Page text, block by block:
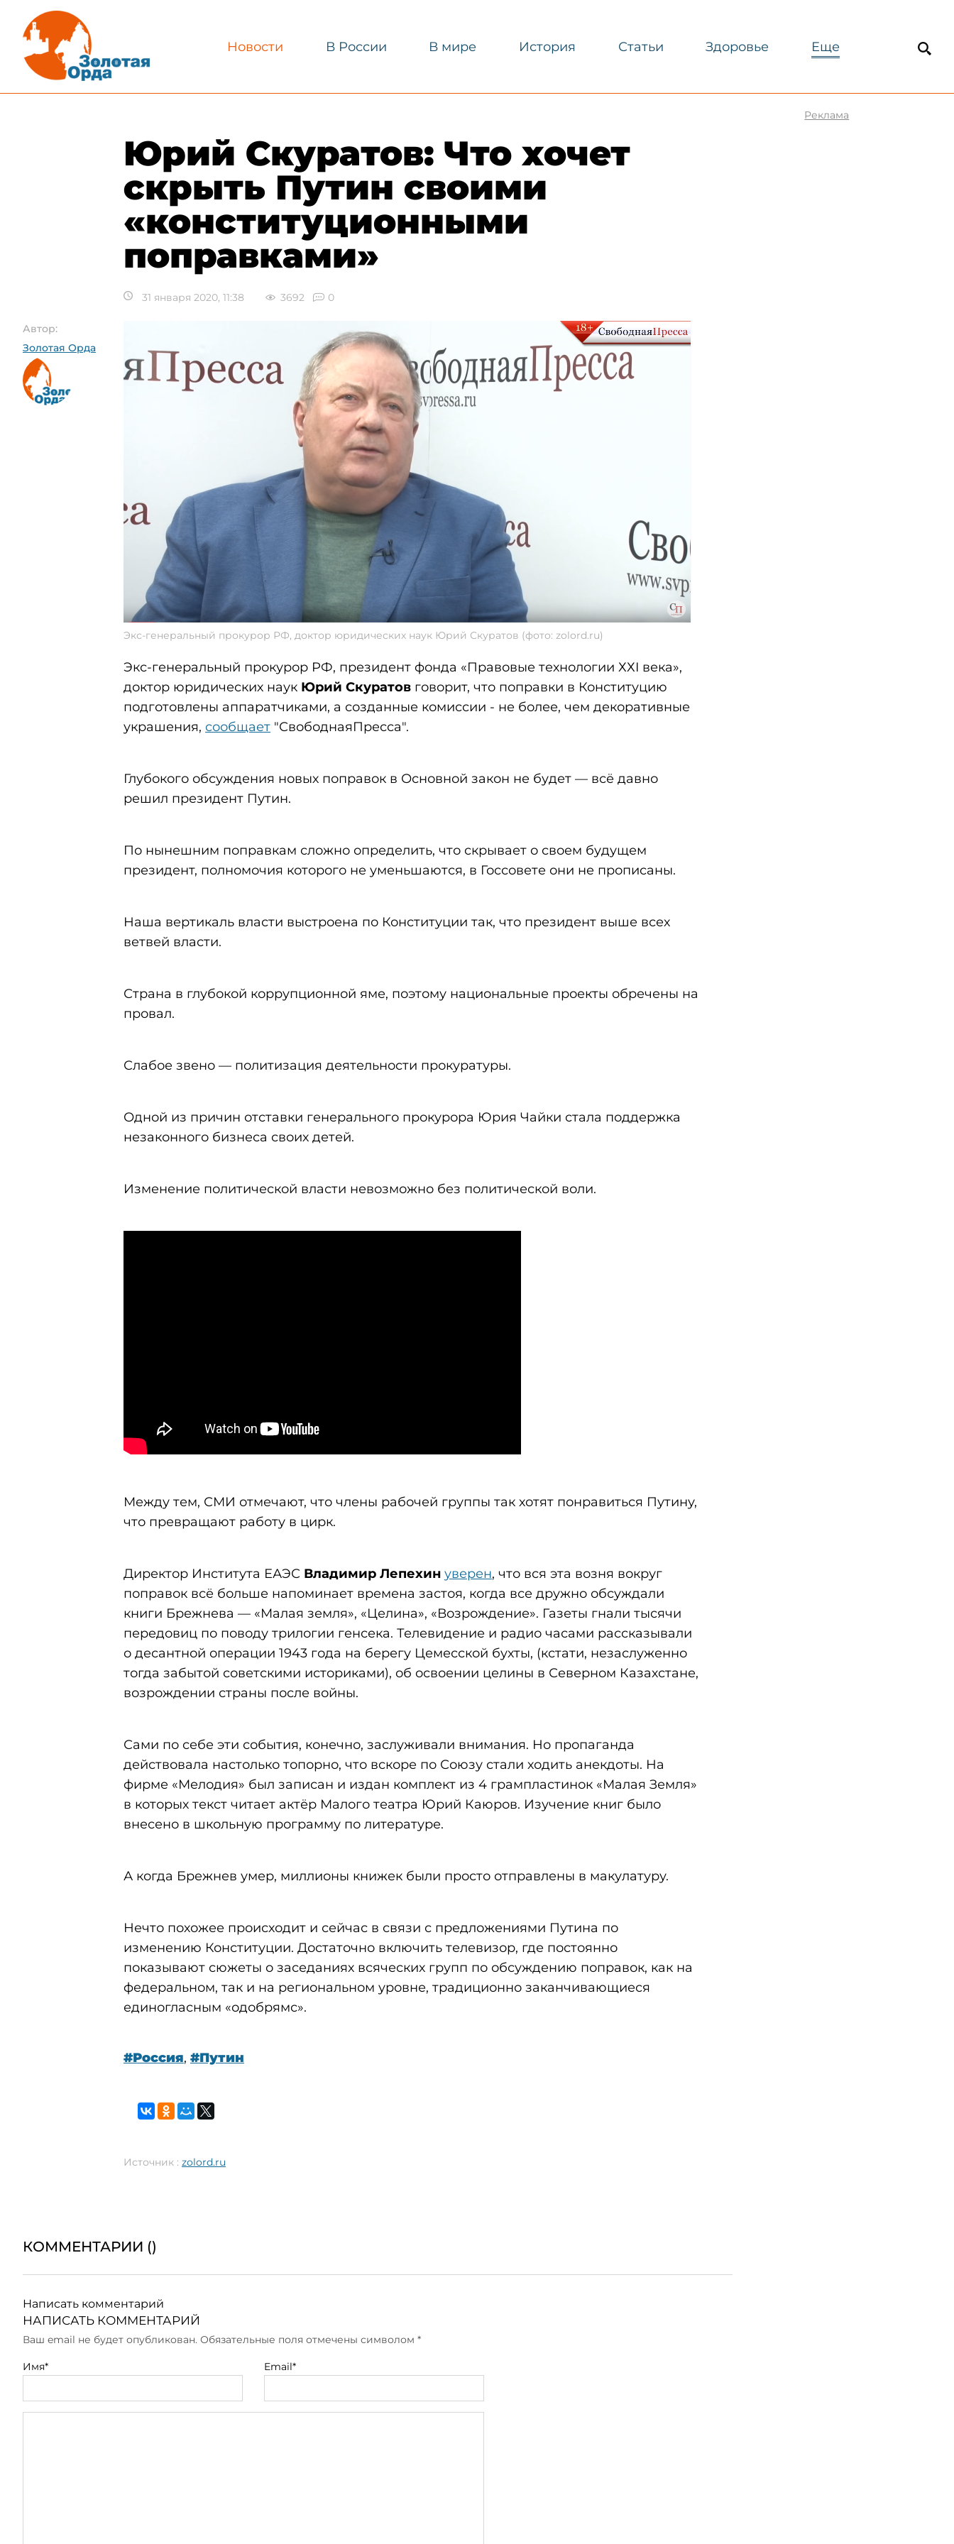
Новости В России В мире История Статьи Здоровье Еще
Юрий Скуратов: Что хочет
скрыть Путин своими
«конституционными
поправками»
31 января 2020, 11:38 3692 0
Автор:
Золотая Орда
Экс-генеральный прокурор РФ, доктор юридических наук Юрий Скуратов (фото: zolord.ru)
Экс-генеральный прокурор РФ, президент фонда «Правовые технологии ХХI века»,
доктор юридических наук Юрий Скуратов говорит, что поправки в Конституцию
подготовлены аппаратчиками, а созданные комиссии - не более, чем декоративные
украшения, сообщает "СвободнаяПресса".
Глубокого обсуждения новых поправок в Основной закон не будет — всё давно
решил президент Путин.
По нынешним поправкам сложно определить, что скрывает о своем будущем
президент, полномочия которого не уменьшаются, в Госсовете они не прописаны.
Наша вертикаль власти выстроена по Конституции так, что президент выше всех
ветвей власти.
Страна в глубокой коррупционной яме, поэтому национальные проекты обречены на
провал.
Слабое звено — политизация деятельности прокуратуры.
Одной из причин отставки генерального прокурора Юрия Чайки стала поддержка
незаконного бизнеса своих детей.
Изменение политической власти невозможно без политической воли.
Между тем, СМИ отмечают, что члены рабочей группы так хотят понравиться Путину,
что превращают работу в цирк.
Директор Института ЕАЭС Владимир Лепехин уверен, что вся эта возня вокруг
поправок всё больше напоминает времена застоя, когда все дружно обсуждали
книги Брежнева — «Малая земля», «Целина», «Возрождение». Газеты гнали тысячи
передовиц по поводу трилогии генсека. Телевидение и радио часами рассказывали
о десантной операции 1943 года на берегу Цемесской бухты, (кстати, незаслуженно
тогда забытой советскими историками), об освоении целины в Северном Казахстане,
возрождении страны после войны.
Сами по себе эти события, конечно, заслуживали внимания. Но пропаганда
действовала настолько топорно, что вскоре по Союзу стали ходить анекдоты. На
фирме «Мелодия» был записан и издан комплект из 4 грампластинок «Малая Земля»
в которых текст читает актёр Малого театра Юрий Каюров. Изучение книг было
внесено в школьную программу по литературе.
А когда Брежнев умер, миллионы книжек были просто отправлены в макулатуру.
Нечто похожее происходит и сейчас в связи с предложениями Путина по
изменению Конституции. Достаточно включить телевизор, где постоянно
показывают сюжеты о заседаниях всяческих групп по обсуждению поправок, как на
федеральном, так и на региональном уровне, традиционно заканчивающиеся
единогласным «одобрямс».
#Россия, #Путин
Источник : zolord.ru
Реклама
КОММЕНТАРИИ ()
Написать комментарий
НАПИСАТЬ КОММЕНТАРИЙ
Ваш email не будет опубликован. Обязательные поля отмечены символом *
Имя* Email*